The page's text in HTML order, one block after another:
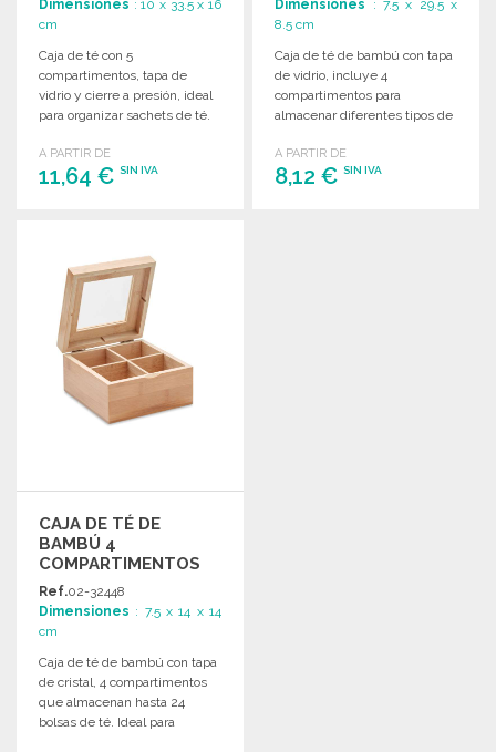
Dimensiones : 10 x 33.5 x 16
cm
Caja de té con 5
compartimentos, tapa de
vidrio y cierre a presión, ideal
para organizar sachets de té.
A PARTIR DE
11,64 € SIN IVA
Solicitar un presupuesto
Dimensiones : 7.5 x 29.5 x
8.5 cm
Caja de té de bambú con tapa
de vidrio, incluye 4
compartimentos para
almacenar diferentes tipos de
A PARTIR DE
8,12 €SIN IVA
CAJA DE TÉ DE
BAMBÚ 4
COMPARTIMENTOS
Ref.02-32448
Dimensiones : 7.5 x 14 x 14
cm
Caja de té de bambú con tapa
de cristal, 4 compartimentos
que almacenan hasta 24
bolsas de té. Ideal para